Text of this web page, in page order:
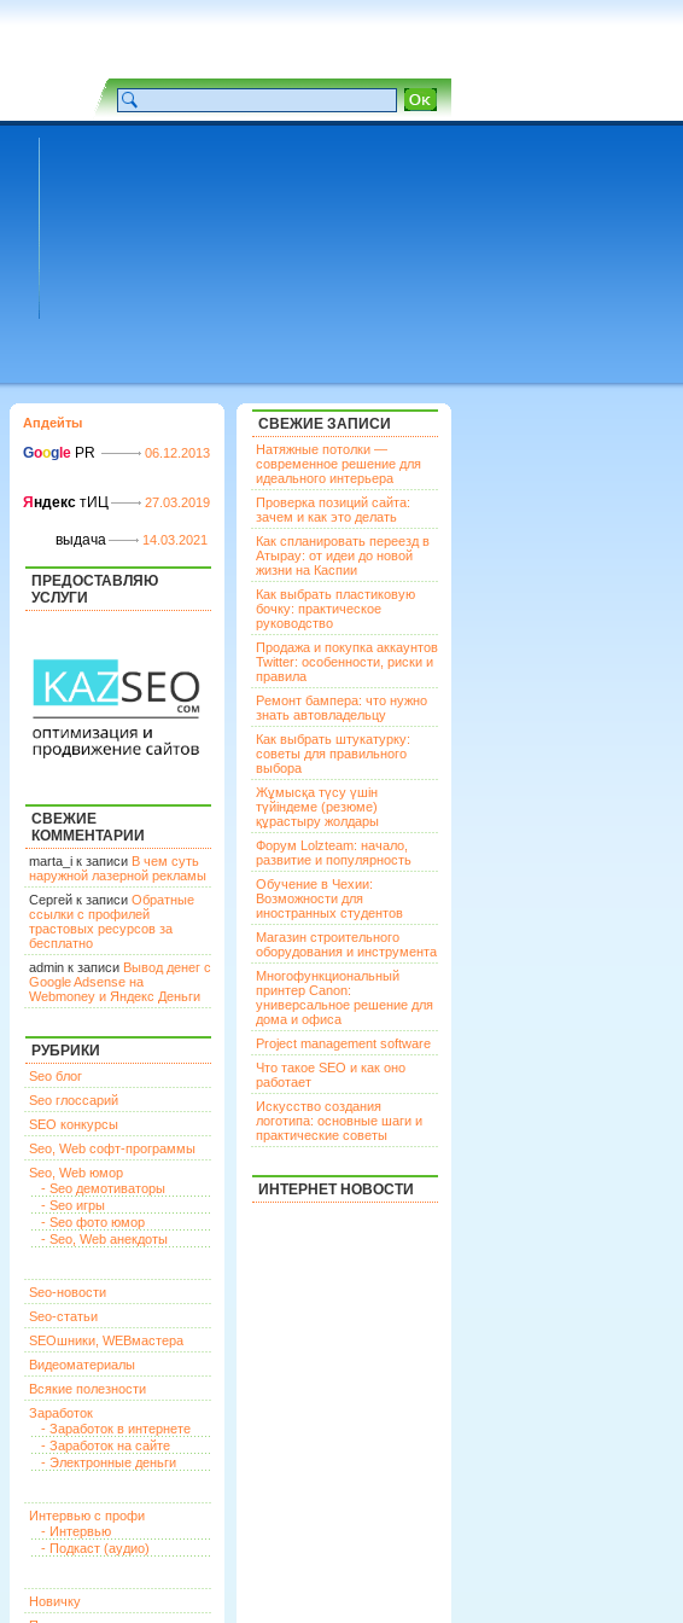
Апдейты
Goog le PR 06.12.2013
Я ндекс тИЦ 27.03.2019
выдача 14.03.2021
ПРЕДОСТАВЛЯЮ
УСЛУГИ
СВЕЖИЕ
КОММЕНТАРИИ
marta_i к записи В чем суть
наружной лазерной рекламы
Сергей к записи Обратные
ссылки с профилей
трастовых ресурсов за
бесплатно
admin к записи Вывод денег с
Google Adsense на
Webmoney и Яндекс Деньги
РУБРИКИ
Seo блог
Seo глоссарий
SEO конкурсы
Seo, Web софт-программы
Seo, Web юмор
- Seo демотиваторы
- Seo игры
- Seo фото юмор
- Seo, Web анекдоты
Seo-новости
Seo-статьи
SEOшники, WEBмастера
Видеоматериалы
Всякие полезности
Заработок
- Заработок в интернете
- Заработок на сайте
- Электронные деньги
Интервью с профи
- Интервью
- Подкаст (аудио)
Новичку
СВЕЖИЕ ЗАПИСИ
Натяжные потолки —
современное решение для
идеального интерьера
Проверка позиций сайта:
зачем и как это делать
Как спланировать переезд в
Атырау: от идеи до новой
жизни на Каспии
Как выбрать пластиковую
бочку: практическое
руководство
Продажа и покупка аккаунтов
Twitter: особенности, риски и
правила
Ремонт бампера: что нужно
знать автовладельцу
Как выбрать штукатурку:
советы для правильного
выбора
Жұмысқа түсу үшін
түйіндеме (резюме)
құрастыру жолдары
Форум Lolzteam: начало,
развитие и популярность
Обучение в Чехии:
Возможности для
иностранных студентов
Магазин строительного
оборудования и инструмента
Многофункциональный
принтер Canon:
универсальное решение для
дома и офиса
Project management software
Что такое SEO и как оно
работает
Искусство создания
логотипа: основные шаги и
практические советы
ИНТЕРНЕТ НОВОСТИ